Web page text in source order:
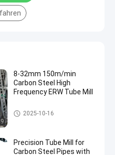
8-32mm 150m/min
Carbon Steel High
Frequency ERW Tube Mill
hochfrequenzgeschweißte Ro
hrmühle
2025-10-16
Precision Tube Mill for
Carbon Steel Pipes with